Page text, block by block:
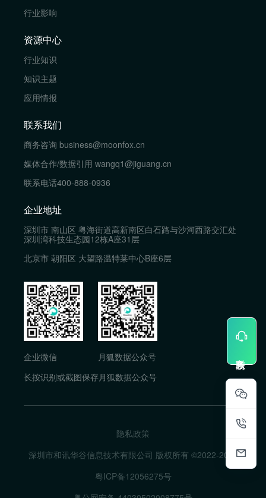
行业影响
资源中心
行业知识
知识主题
应用情报
联系我们
商务咨询 business@moonfox.cn
媒体合作/数据引用 wangq1@jiguang.cn
联系电话400-888-0936
企业地址
深圳市 南山区 粤海街道高新南区白石路与沙河西路交汇处
深圳湾科技生态园12栋A座31层
北京市 朝阳区 大望路温特莱中心B座6层
企业微信
月狐数据公众号
长按识别或截图保存月狐数据公众号
隐私政策
深圳市和讯华谷信息技术有限公司 版权所有 ©2022-2026
粤ICP备12056275号